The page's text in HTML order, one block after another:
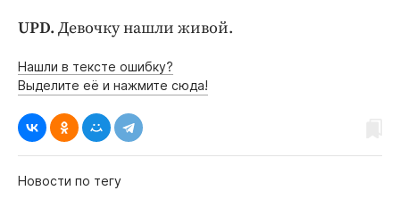
UPD. Девочку нашли живой.
Нашли в тексте ошибку?
Выделите её и нажмите сюда!
Новости по тегу